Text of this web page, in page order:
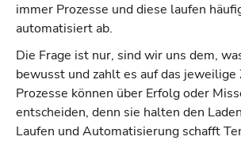
immer Prozesse und diese laufen
automatisiert ab.
Die Frage ist nur, sind wir uns dem,
bewusst und zahlt es auf das jeweilige
Prozesse können über Erfolg oder
entscheiden, denn sie halten den
Laufen und Automatisierung schafft